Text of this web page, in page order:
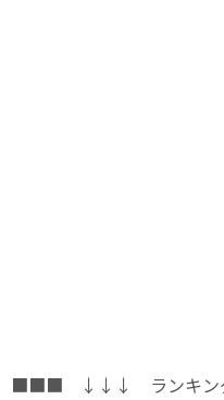
■■■ ↓↓↓ ランキン